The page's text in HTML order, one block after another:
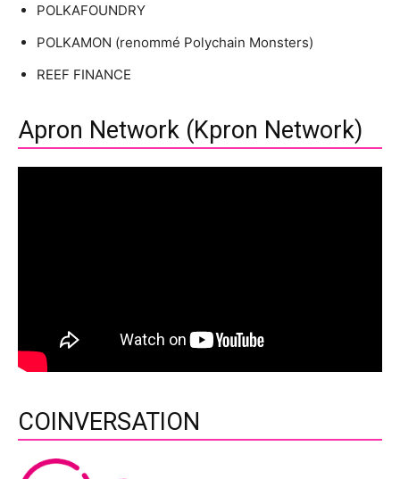
POLKAFOUNDRY
POLKAMON (renommé Polychain Monsters)
REEF FINANCE
Apron Network (Kpron Network)
COINVERSATION